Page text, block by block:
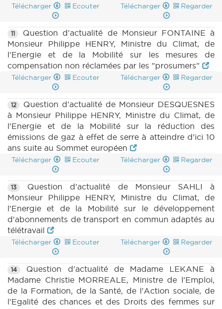
Télécharger Ecouter Télécharger Regarder
11
Question d'actualité de Monsieur FONTAINE à
Monsieur Philippe HENRY, Ministre du Climat, de
l'Energie et de la Mobilité sur les mesures de
compensation non réclamées par les "prosumers"
Télécharger Ecouter Télécharger Regarder
12
Question d'actualité de Monsieur DESQUESNES
à Monsieur Philippe HENRY, Ministre du Climat, de
l'Energie et de la Mobilité sur la réduction des
émissions de gaz à effet de serre à atteindre d'ici 10
ans suite au Sommet européen
Télécharger Ecouter Télécharger Regarder
13
Question d'actualité de Monsieur SAHLI à
Monsieur Philippe HENRY, Ministre du Climat, de
l'Energie et de la Mobilité sur le développement
d'abonnements de transport en commun adaptés au
télétravail
Télécharger Ecouter Télécharger Regarder
14
Question d'actualité de Madame LEKANE à
Madame Christie MORREALE, Ministre de l'Emploi,
de la Formation, de la Santé, de l'Action sociale, de
l'Egalité des chances et des Droits des femmes sur